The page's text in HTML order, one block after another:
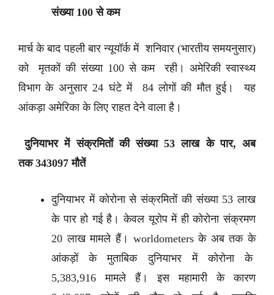
संख्या 100 से कम
मार्च के बाद पहली बार न्यूयॉर्क में शनिवार (भारतीय समयनुसार)
को मृतकों की संख्या 100 से कम रही। अमेरिकी स्वास्थ्य
विभाग के अनुसार 24 घंटे में 84 लोगों की मौत हुई। यह
आंकड़ा अमेरिका के लिए राहत देने वाला है।
दुनियाभर में संक्रमितों की संख्या 53 लाख के पार, अब
तक 343097 मौतें
दुनियाभर में कोरोना से संक्रमितों की संख्या 53 लाख
के पार हो गई है। केवल यूरोप में ही कोरोना संक्रमण
20 लाख मामले हैं। worldometers के अब तक के
आंकड़ों के मुताबिक दुनियाभर में कोरोना के
5,383,916 मामले हैं। इस महामारी के कारण